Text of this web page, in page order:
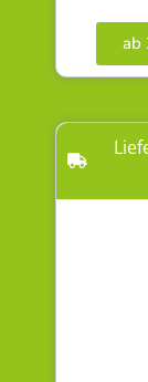
ab